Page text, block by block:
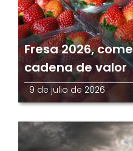
Fresa 2026,
cadena de valor
9 de julio de 2026